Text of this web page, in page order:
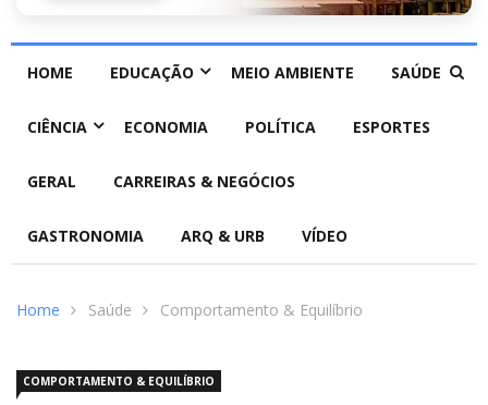
HOME EDUCAÇÃO MEIO AMBIENTE SAÚDE
CIÊNCIA ECONOMIA POLÍTICA ESPORTES
GERAL CARREIRAS & NEGÓCIOS
GASTRONOMIA ARQ & URB VÍDEO
Home Saúde Comportamento & Equilíbrio
COMPORTAMENTO & EQUILÍBRIO